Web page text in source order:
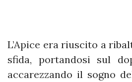
L’Apice era riuscito a
sfida, portandosi sul
accarezzando il sogno